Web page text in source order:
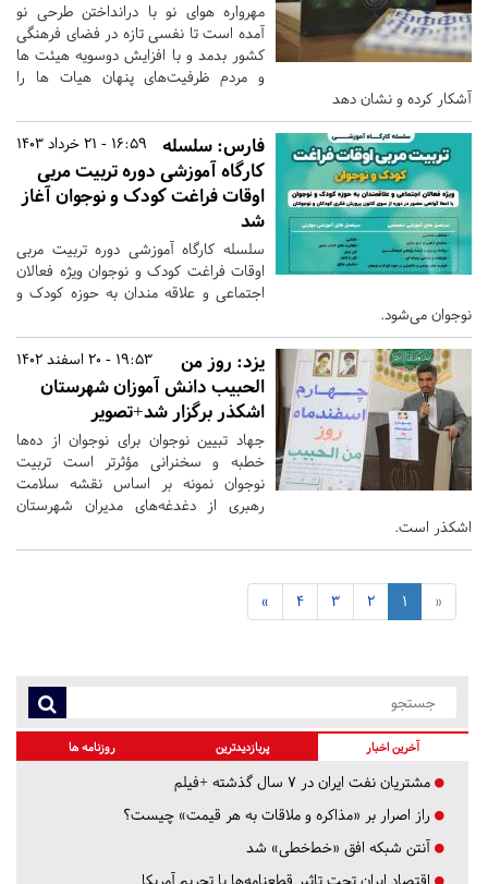
مهرواره هوای نو با درانداختن طرحی نو
آمده است تا نفسی تازه در فضای فرهنگی
کشور بدمد و با افزایش دوسویه هیئت ها
و مردم ظرفیت‌های پنهان هیات ها را
آشکار کرده و نشان دهد
16:59 - 21 خرداد 1403 فارس: سلسله
کارگاه آموزشی دوره تربیت مربی
اوقات فراغت کودک و نوجوان آغاز
شد
سلسله کارگاه آموزشی دوره تربیت مربی
اوقات فراغت کودک و نوجوان ویژه فعالان
اجتماعی و علاقه مندان به حوزه کودک و
نوجوان می‌شود.
19:53 - 20 اسفند 1402 یزد: روز من
الحبیب دانش آموزان شهرستان
اشکذر برگزار شد+تصویر
جهاد تبیین نوجوان برای نوجوان از ده‌ها
خطبه و سخنرانی مؤثرتر است تربیت
نوجوان نمونه بر اساس نقشه سلامت
رهبری از دغدغه‌های مدیران شهرستان
اشکذر است.
«
1
2
3
4
»
آخرین اخبار پربازدیدترین روزنامه ها
مشتریان نفت ایران در ۷ سال گذشته +فیلم
راز اصرار بر «مذاکره و ملاقات به هر قیمت» چیست؟
آنتن شبکه افق «خط‌خطی» شد